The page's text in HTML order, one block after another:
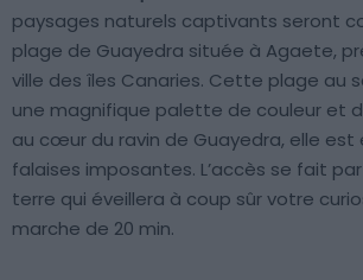
paysages naturels captivants seront
plage de Guayedra située à Agaete,
ville des îles Canaries. Cette plage au
une magnifique palette de couleur et
au cœur du ravin de Guayedra, elle est
falaises imposantes. L’accès se fait
terre qui éveillera à coup sûr votre
marche de 20 min.